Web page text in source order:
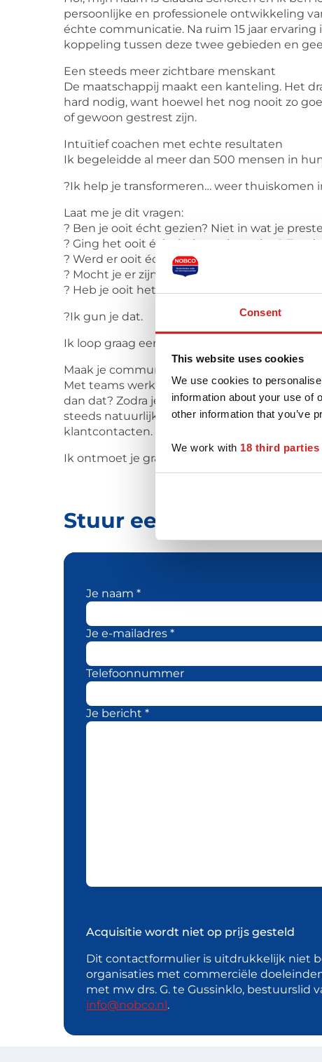
Consent
This website uses cookies
We use cookies to
information about your use of
other information that you’ve
We work with 18 third parties
persoonlijke en professionele ontwikkeling
échte communicatie. Na ruim 15 jaar
koppeling tussen deze twee gebieden en
Een steeds meer zichtbare menskant
De maatschappij maakt een kanteling. Het
hard nodig, want hoewel het nog nooit zo
of gewoon gestrest zijn.
Intuïtief coachen met echte resultaten
Ik begeleidde al meer dan 500 mensen in
?Ik help je transformeren… weer thuiskomen
Laat me je dit vragen:
? Ben je ooit écht gezien? Niet in wat je
? Ging het ooit écht helemaal over jou?
? Werd er ooit écht naar je hart geluisterd?
? Mocht je er zijn met je rauwste pijn?
? Heb je ooit het pure ZIJN ervaren? Zonder
?Ik gun je dat.
Ik loop graag een stukje met je mee. Met
Maak je communicatie succesvol
Met teams werk ik aan wat échte
dan dat? Zodra je door hebt wat echte
steeds natuurlijker. Waardoor je efficiënter
klantcontacten. Mooie bijkomstigheid is dat
Ik ontmoet je graag:
Stuur een bericht naar
Je naam *
Je e-mailadres *
Telefoonnummer
Je bericht *
Acquisitie wordt niet op prijs gesteld
Dit contactformulier is uitdrukkelijk niet
organisaties met commerciële
met mw drs. G. te Gussinklo, bestuurslid
info@nobco.nl .